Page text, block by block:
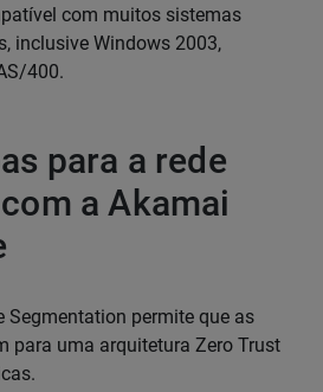
com muitos sistemas
inclusive Windows 2003,
400.
para a rede
a Akamai
Segmentation permite que as
para uma arquitetura Zero Trust